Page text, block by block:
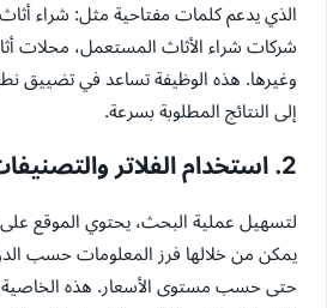
الذي يدعم كلمات مفتاحية مثل: شراء
شركات شراء الأثاث المستعمل، محلات
وغيرها. هذه الوظيفة تساعد في تضييق
إلى النتائج المطلوبة بسرعة.
2. استخدام الفلاتر والتصنيفات
لتسهيل عملية البحث، يحتوي الموقع
يمكن من خلالها فرز المعلومات حسب
حتى حسب مستوى الأسعار. هذه الخاصية